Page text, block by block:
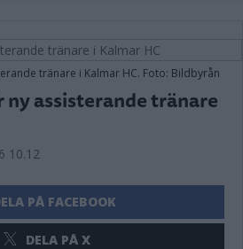
tränare i Kalmar HC. Foto: Bildbyrån
ny assisterande tränare
10.12
PÅ FACEBOOK
DELA PÅ X